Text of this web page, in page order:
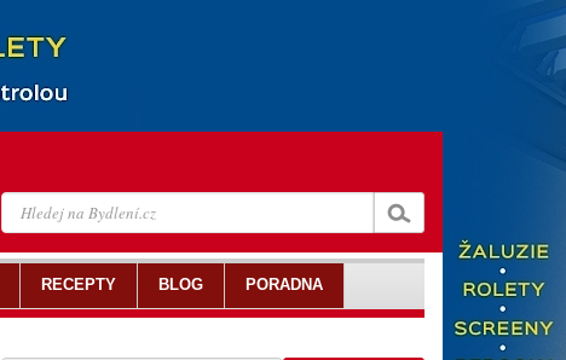
RECEPTY BLOG PORADNA